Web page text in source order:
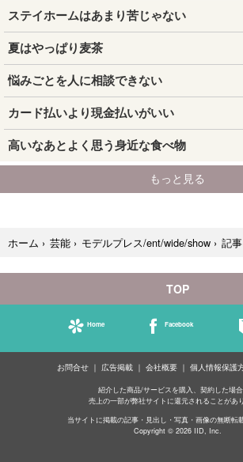
ホーム › 芸能 › モデルプレス/ent/wide/show › 記事
TOP
Home Facebook
お問合せ 広告掲載 会社概要 個人情報保護
紹介した商品/サービスを購入、契約した場合
売上の一部が弊社サイトに還元されることがあり
当サイトに掲載の記事・見出し・写真・画像の無断転
Copyright © 2026 IID, Inc.